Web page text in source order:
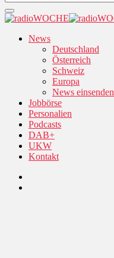
News
Deutschland
Österreich
Schweiz
Europa
News einsenden
Jobbörse
Personalien
Podcasts
DAB+
UKW
Kontakt